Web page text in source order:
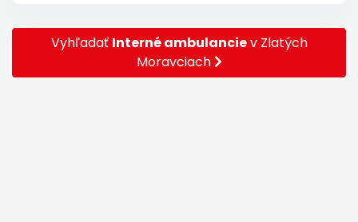
Vyhľadať Interné ambulanciev Zlatých
Moravciach